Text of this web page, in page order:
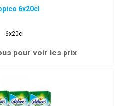
6x20cl
6x20cl
pour voir les prix